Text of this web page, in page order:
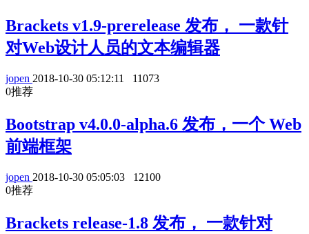
Brackets v1.9-prerelease 发布， 一款针
对Web设计人员的文本编辑器
jopen 2018-10-30 05:12:11
11073
0推荐
Bootstrap v4.0.0-alpha.6 发布，一个 Web
前端框架
jopen 2018-10-30 05:05:03
12100
0推荐
Brackets release-1.8 发布， 一款针对